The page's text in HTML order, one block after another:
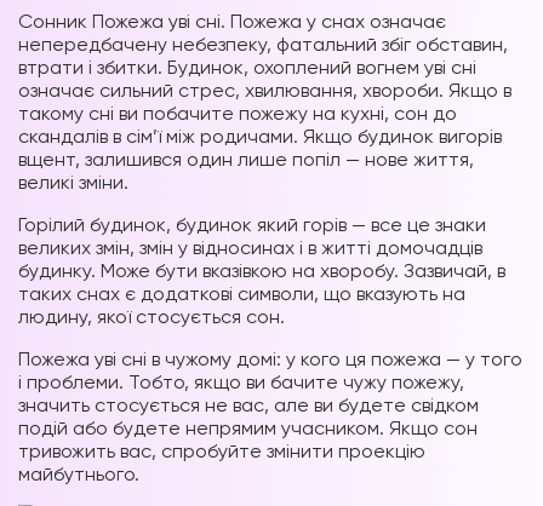
Сонник Пожежа уві сні. Пожежа у снах означає
непередбачену небезпеку, фатальний збіг обставин,
втрати і збитки. Будинок, охоплений вогнем уві сні
означає сильний стрес, хвилювання, хвороби. Якщо в
такому сні ви побачите пожежу на кухні, сон до
скандалів в сім’ї між родичами. Якщо будинок вигорів
вщент, залишився один лише попіл — нове життя,
великі зміни.
Горілий будинок, будинок який горів — все це знаки
великих змін, змін у відносинах і в житті домочадців
будинку. Може бути вказівкою на хворобу. Зазвичай, в
таких снах є додаткові символи, що вказують на
людину, якої стосується сон.
Пожежа уві сні в чужому домі: у кого ця пожежа — у того
і проблеми. Тобто, якщо ви бачите чужу пожежу,
значить стосується не вас, але ви будете свідком
подій або будете непрямим учасником. Якщо сон
тривожить вас, спробуйте змінити проекцію
майбутнього.